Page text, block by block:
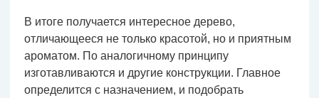
В итоге получается интересное дерево,
отличающееся не только красотой, но и приятным
ароматом. По аналогичному принципу
изготавливаются и другие конструкции. Главное
определится с назначением, и подобрать